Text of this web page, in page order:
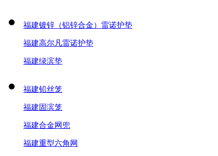
福建镀锌（铝锌合金）雷诺护垫
福建高尔凡雷诺护垫
福建绿滨垫
福建铅丝笼
福建固滨笼
福建合金网兜
福建重型六角网